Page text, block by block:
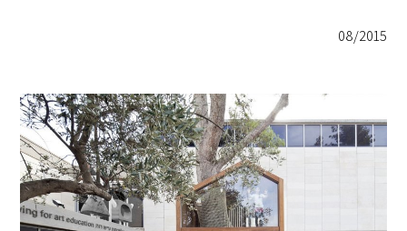
08/2015